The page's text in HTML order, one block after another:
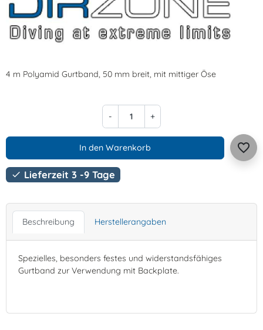
4 m Polyamid Gurtband, 50 mm breit, mit mittiger Öse
- +
In den Warenkorb favorite_border
 Lieferzeit 3 -9 Tage
Beschreibung Herstellerangaben
Spezielles, besonders festes und widerstandsfähiges
Gurtband zur Verwendung mit Backplate.